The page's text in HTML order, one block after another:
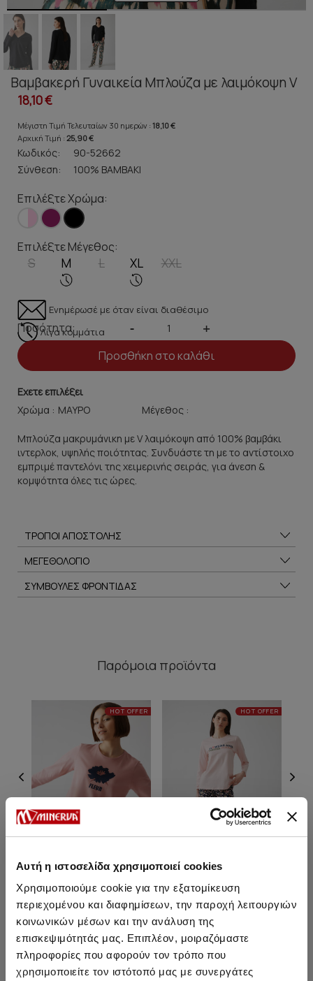
Αυτή η ιστοσελίδα χρησιμοποιεί cookies
Χρησιμοποιούμε cookie για την εξατομίκευση
περιεχομένου και διαφημίσεων, την παροχή λειτουργιών
κοινωνικών μέσων και την ανάλυση της
επισκεψιμότητάς μας. Επιπλέον, μοιραζόμαστε
πληροφορίες που αφορούν τον τρόπο που
χρησιμοποιείτε τον ιστότοπό μας με συνεργάτες
Βαμβακερή Γυναικεία Μπλούζα με λαιμόκοψη V
18,10 €
Μέγιστη Τιμή Τελευταίων 30 ημερών : 18,10 €
Αρχική Τιμή : 25,90 €
Κωδικός:
90-52662
Σύνθεση:
100% ΒΑΜΒΑΚΙ
Επιλέξτε Χρώμα:
Επιλέξτε Μέγεθος:
S M L XL XXL
Ενημέρωσέ με όταν είναι διαθέσιμο
Λίγα κομμάτια
Ποσότητα: - +
Προσθήκη στο καλάθι
Εχετε επιλέξει
Χρώμα :
Μέγεθος :
Μπλούζα μακρυμάνικη με V λαιμόκοψη από 100% βαμβάκι
ιντερλοκ, υψηλής ποιότητας. Συνδυάστε τη με το αντίστοιχο
εμπριμέ παντελόνι της χειμερινής σειράς, για άνεση &
κομψότητα όλες τις ώρες.
ΤΡΟΠΟΙ ΑΠΟΣΤΟΛΗΣ
ΜΕΓΕΘΟΛΟΓΙΟ
ΣΥΜΒΟΥΛΕΣ ΦΡΟΝΤΙΔΑΣ
Παρόμοια προϊόντα
HOT OFFER
Fleur Γυναικεία Πυτζάμα
31,40 €
HOT OFFER
Fleur Γυναικεία Πυτζάμα
31,40 €